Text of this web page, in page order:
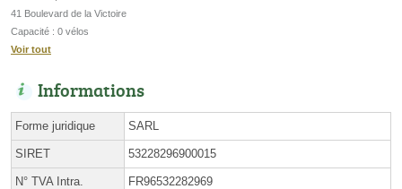
41 Boulevard de la Victoire
Capacité : 0 vélos
Voir tout
Informations
Forme juridique SARL
SIRET 53228296900015
N° TVA Intra. FR96532282969